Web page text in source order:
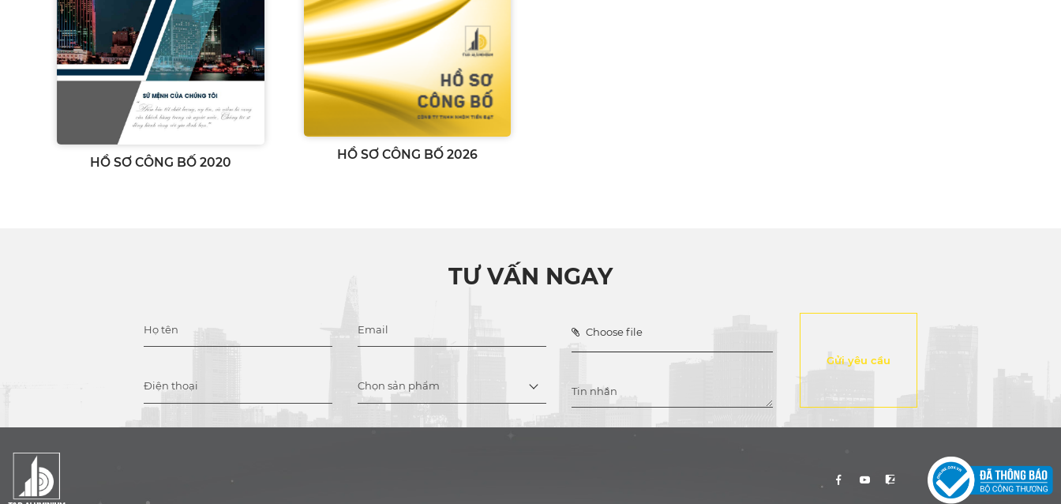
HỒ SƠ CÔNG BỐ 2020
HỒ SƠ CÔNG BỐ 2026
TƯ VẤN NGAY
Choose file
Gửi yêu cầu